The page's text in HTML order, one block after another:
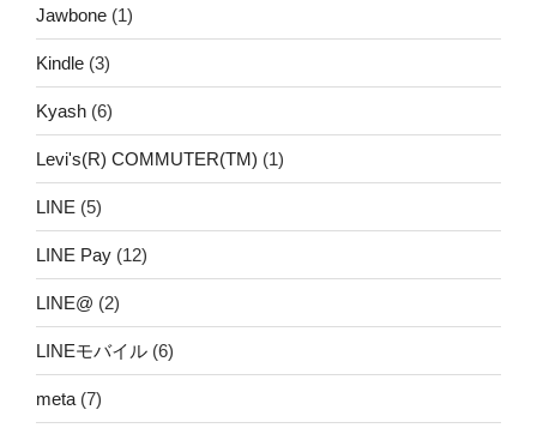
Jawbone (1)
Kindle (3)
Kyash (6)
Levi's(R) COMMUTER(TM) (1)
LINE (5)
LINE Pay (12)
LINE@ (2)
LINEモバイル (6)
meta (7)